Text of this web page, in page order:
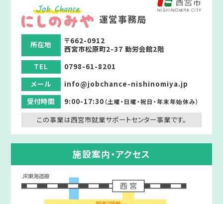
運営事務局
所在地
〒662-0912
西宮市松原町2-37 勤労会館2階
TEL
0798-61-8201
メール
info@jobchance-nishinomiya.jp
受付時間
9:00-17:30（土曜・日曜・祝日・年末年始休み）
この事業は西宮市就業サポートセンター事業です。
施設案内・アクセス